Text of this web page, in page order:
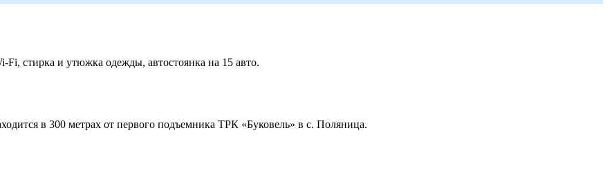
Fi, стирка и утюжка одежды, автостоянка на 15 авто.
в 300 метрах от первого подъемника ТРК «Буковель» в с. Поляница.